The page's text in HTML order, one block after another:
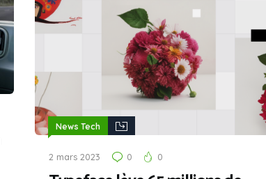
News Tech
2 mars 2023 0 0